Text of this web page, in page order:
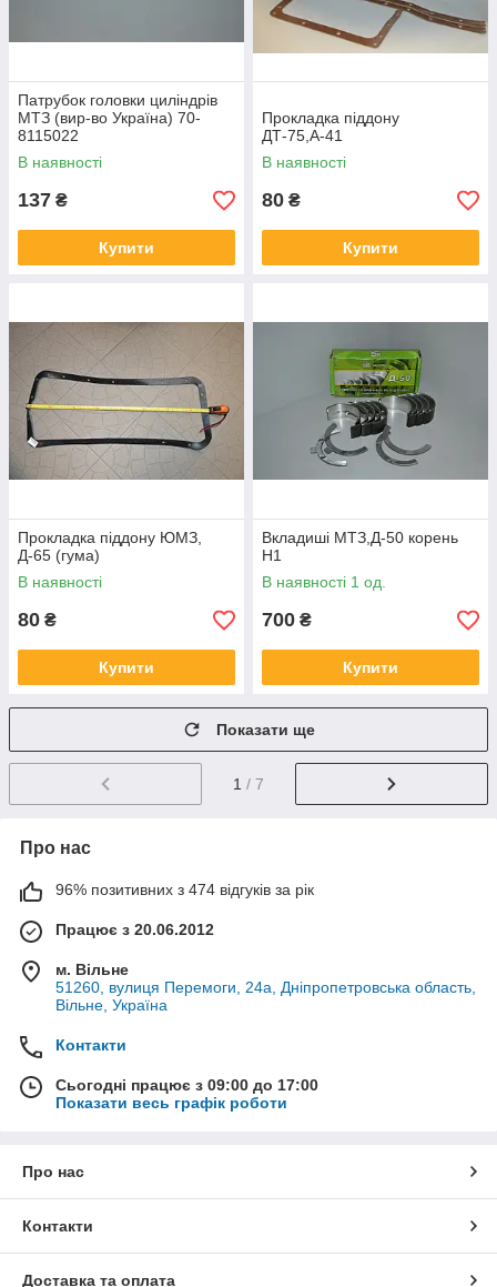
Патрубок головки циліндрів
МТЗ (вир-во Україна) 70-
8115022
В наявності
137 ₴
Купити
Прокладка піддону
ДТ-75,А-41
В наявності
80 ₴
Купити
Прокладка піддону ЮМЗ,
Д-65 (гума)
В наявності
80 ₴
Купити
Вкладиші МТЗ,Д-50 корень
Н1
В наявності 1 од.
700 ₴
Купити
Показати ще
1 / 7
Про нас
96% позитивних з 474 відгуків за рік
Працює з 20.06.2012
м. Вільне
51260, вулиця Перемоги, 24а, Дніпропетровська область,
Вільне, Україна
Контакти
Сьогодні працює з 09:00 до 17:00
Показати весь графік роботи
Про нас
Контакти
Доставка та оплата